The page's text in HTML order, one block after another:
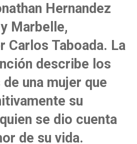
Hernandez
Marbelle,
Carlos Taboada. La
describe los
una mujer que
su
se dio cuenta
de su vida.